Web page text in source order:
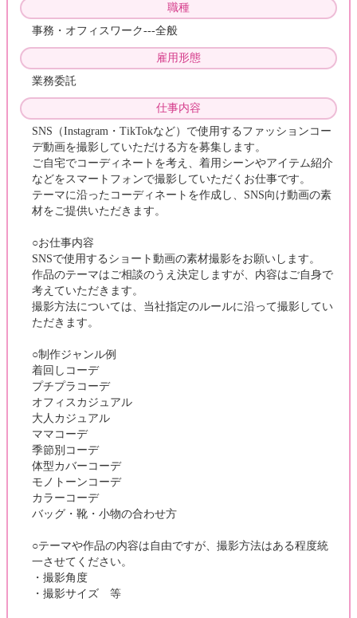
職種
事務・オフィスワーク---全般
雇用形態
業務委託
仕事内容
SNS（Instagram・TikTokなど）で使用するファッションコー
デ動画を撮影していただける方を募集します。
ご自宅でコーディネートを考え、着用シーンやアイテム紹介
などをスマートフォンで撮影していただくお仕事です。
テーマに沿ったコーディネートを作成し、SNS向け動画の素
材をご提供いただきます。
○お仕事内容
SNSで使用するショート動画の素材撮影をお願いします。
作品のテーマはご相談のうえ決定しますが、内容はご自身で
考えていただきます。
撮影方法については、当社指定のルールに沿って撮影してい
ただきます。
○制作ジャンル例
着回しコーデ
プチプラコーデ
オフィスカジュアル
大人カジュアル
ママコーデ
季節別コーデ
体型カバーコーデ
モノトーンコーデ
カラーコーデ
バッグ・靴・小物の合わせ方
○テーマや作品の内容は自由ですが、撮影方法はある程度統
一させてください。
・撮影角度
・撮影サイズ 等